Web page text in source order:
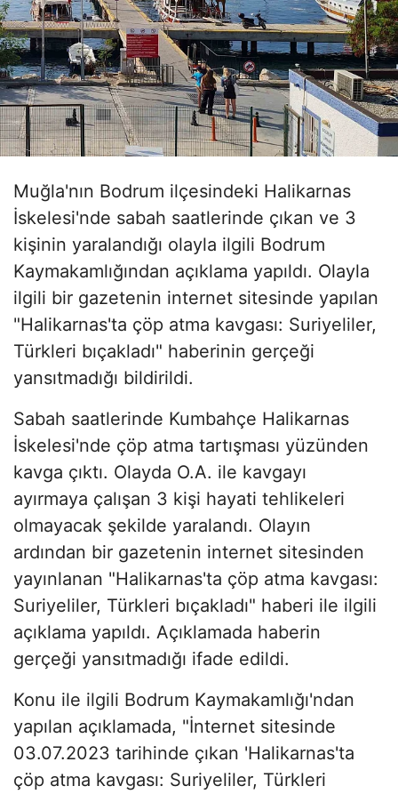
Muğla'nın Bodrum ilçesindeki Halikarnas
İskelesi'nde sabah saatlerinde çıkan ve 3
kişinin yaralandığı olayla ilgili Bodrum
Kaymakamlığından açıklama yapıldı. Olayla
ilgili bir gazetenin internet sitesinde yapılan
"Halikarnas'ta çöp atma kavgası: Suriyeliler,
Türkleri bıçakladı" haberinin gerçeği
yansıtmadığı bildirildi.
Sabah saatlerinde Kumbahçe Halikarnas
İskelesi'nde çöp atma tartışması yüzünden
kavga çıktı. Olayda O.A. ile kavgayı
ayırmaya çalışan 3 kişi hayati tehlikeleri
olmayacak şekilde yaralandı. Olayın
ardından bir gazetenin internet sitesinden
yayınlanan "Halikarnas'ta çöp atma kavgası:
Suriyeliler, Türkleri bıçakladı" haberi ile ilgili
açıklama yapıldı. Açıklamada haberin
gerçeği yansıtmadığı ifade edildi.
Konu ile ilgili Bodrum Kaymakamlığı'ndan
yapılan açıklamada, "İnternet sitesinde
03.07.2023 tarihinde çıkan 'Halikarnas'ta
çöp atma kavgası: Suriyeliler, Türkleri